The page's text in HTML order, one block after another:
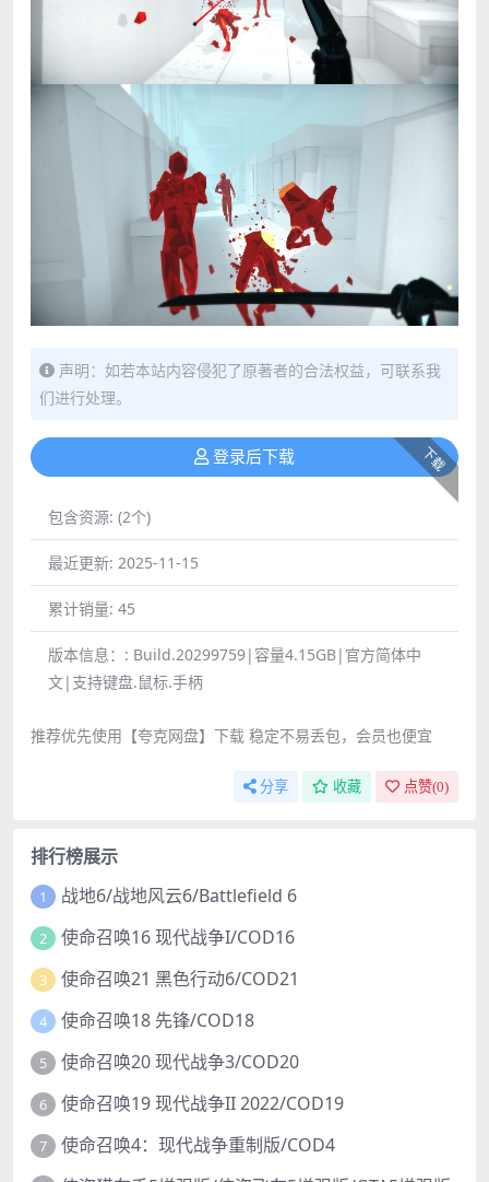
声明：如若本站内容侵犯了原著者的合法权益，可联系我
们进行处理。
下载
登录后下载
包含资源: (2个)
最近更新: 2025-11-15
累计销量: 45
版本信息：: Build.20299759|容量4.15GB|官方简体中
文|支持键盘.鼠标.手柄
推荐优先使用【夸克网盘】下载 稳定不易丢包，会员也便宜
分享 收藏 点赞(0)
排行榜展示
1 战地6/战地风云6/Battlefield 6
2 使命召唤16 现代战争I/COD16
3 使命召唤21 黑色行动6/COD21
4 使命召唤18 先锋/COD18
5 使命召唤20 现代战争3/COD20
6 使命召唤19 现代战争II 2022/COD19
7 使命召唤4：现代战争重制版/COD4